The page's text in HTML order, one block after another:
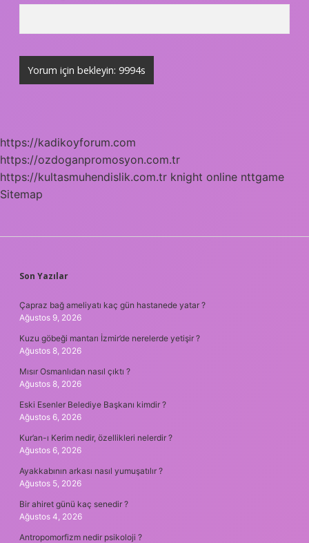
https://kadikoyforum.com
https://ozdoganpromosyon.com.tr
https://kultasmuhendislik.com.tr knight online nttgame
Sitemap
SIDEBAR
Son Yazılar
Çapraz bağ ameliyatı kaç gün hastanede yatar ?
Ağustos 9, 2026
Kuzu göbeği mantarı İzmir’de nerelerde yetişir ?
Ağustos 8, 2026
Mısır Osmanlıdan nasıl çıktı ?
Ağustos 8, 2026
Eski Esenler Belediye Başkanı kimdir ?
Ağustos 6, 2026
Kur’an-ı Kerim nedir, özellikleri nelerdir ?
Ağustos 6, 2026
Ayakkabının arkası nasıl yumuşatılır ?
Ağustos 5, 2026
Bir ahiret günü kaç senedir ?
Ağustos 4, 2026
Antropomorfizm nedir psikoloji ?